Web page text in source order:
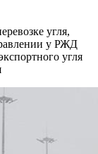
угля,
у РЖД
угля